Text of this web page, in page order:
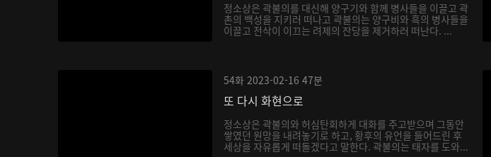
정소상은 곽불의를 대신해 양구기와 함께 병사들을 이끌고 곽
촌의 백성을 지키러 떠나고 곽불의는 양구비와 흑의 병사들을
이끌고 전삭이 이끄는 려제의 잔당을 제거하러 떠난다. ...
54화 2023-02-16 47분
또 다시 화현으로
정소상은 곽불의와 허심탄회하게 대화를 주고받으며 그동안
쌓였던 원망을 내려놓기로 하고, 황후의 유언을 들어드린 후
세상을 자유롭게 떠돌겠다고 말한다. 곽불의는 태자를 도와...